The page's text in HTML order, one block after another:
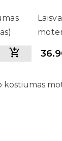
kostiumas